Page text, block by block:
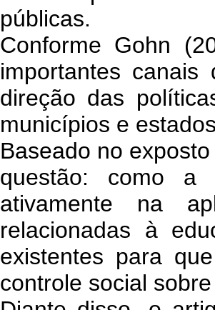
públicas.
Conforme Gohn
importantes
direção das
municípios e
Baseado no
questão: como a
ativamente na
relacionadas à
existentes para
controle social